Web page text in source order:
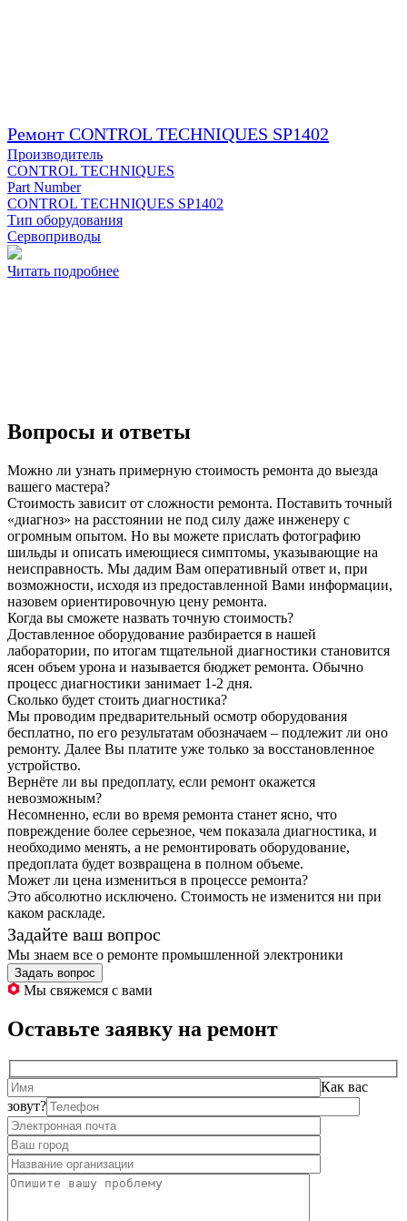
Ремонт CONTROL TECHNIQUES SP1402
Производитель
CONTROL TECHNIQUES
Part Number
CONTROL TECHNIQUES SP1402
Тип оборудования
Сервоприводы
Читать подробнее
Вопросы и ответы
Можно ли узнать примерную стоимость ремонта до выезда
вашего мастера?
Стоимость зависит от сложности ремонта. Поставить точный
«диагноз» на расстоянии не под силу даже инженеру с
огромным опытом. Но вы можете прислать фотографию
шильды и описать имеющиеся симптомы, указывающие на
неисправность. Мы дадим Вам оперативный ответ и, при
возможности, исходя из предоставленной Вами информации,
назовем ориентировочную цену ремонта.
Когда вы сможете назвать точную стоимость?
Доставленное оборудование разбирается в нашей
лаборатории, по итогам тщательной диагностики становится
ясен объем урона и называется бюджет ремонта. Обычно
процесс диагностики занимает 1-2 дня.
Сколько будет стоить диагностика?
Мы проводим предварительный осмотр оборудования
бесплатно, по его результатам обозначаем – подлежит ли оно
ремонту. Далее Вы платите уже только за восстановленное
устройство.
Вернёте ли вы предоплату, если ремонт окажется
невозможным?
Несомненно, если во время ремонта станет ясно, что
повреждение более серьезное, чем показала диагностика, и
необходимо менять, а не ремонтировать оборудование,
предоплата будет возвращена в полном объеме.
Может ли цена измениться в процессе ремонта?
Это абсолютно исключено. Стоимость не изменится ни при
каком раскладе.
Задайте ваш вопрос
Мы знаем все о ремонте промышленной электроники
Задать вопрос
Мы свяжемся с вами
Оставьте заявку на ремонт
Как вас
зовут?